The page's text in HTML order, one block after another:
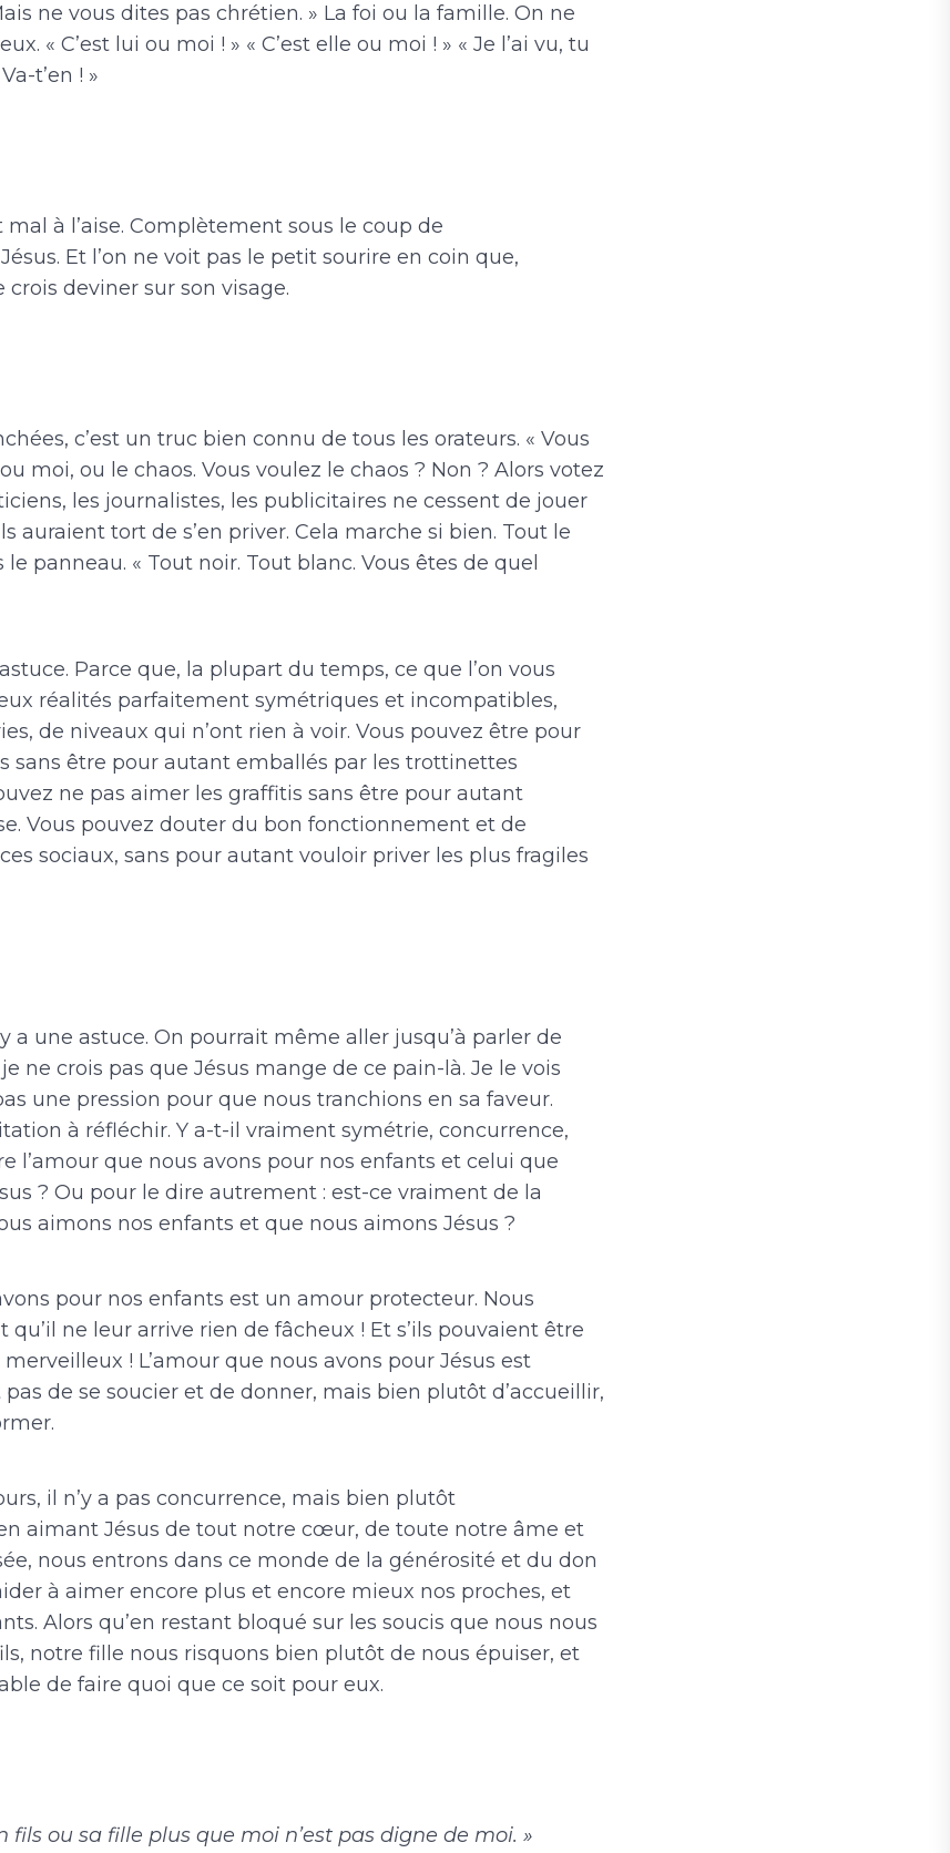
ne vous dites pas chrétien. » La foi ou la famille. On ne
« C’est lui ou moi ! » « C’est elle ou moi ! » « Je l’ai vu, tu
t’en ! »
mal à l’aise. Complètement sous le coup de
Et l’on ne voit pas le petit sourire en coin que,
deviner sur son visage.
c’est un truc bien connu de tous les orateurs. « Vous
moi, ou le chaos. Vous voulez le chaos ? Non ? Alors votez
les journalistes, les publicitaires ne cessent de jouer
auraient tort de s’en priver. Cela marche si bien. Tout le
panneau. « Tout noir. Tout blanc. Vous êtes de quel
Parce que, la plupart du temps, ce que l’on vous
réalités parfaitement symétriques et incompatibles,
de niveaux qui n’ont rien à voir. Vous pouvez être pour
sans être pour autant emballés par les trottinettes
ne pas aimer les graffitis sans être pour autant
Vous pouvez douter du bon fonctionnement et de
sociaux, sans pour autant vouloir priver les plus fragiles
a une astuce. On pourrait même aller jusqu’à parler de
ne crois pas que Jésus mange de ce pain-là. Je le vois
une pression pour que nous tranchions en sa faveur.
à réfléchir. Y a-t-il vraiment symétrie, concurrence,
l’amour que nous avons pour nos enfants et celui que
? Ou pour le dire autrement : est-ce vraiment de la
aimons nos enfants et que nous aimons Jésus ?
pour nos enfants est un amour protecteur. Nous
ne leur arrive rien de fâcheux ! Et s’ils pouvaient être
! L’amour que nous avons pour Jésus est
pas de se soucier et de donner, mais bien plutôt d’accueillir,
il n’y a pas concurrence, mais bien plutôt
aimant Jésus de tout notre cœur, de toute notre âme et
nous entrons dans ce monde de la générosité et du don
à aimer encore plus et encore mieux nos proches, et
Alors qu’en restant bloqué sur les soucis que nous nous
notre fille nous risquons bien plutôt de nous épuiser, et
de faire quoi que ce soit pour eux.
fils ou sa fille plus que moi n’est pas digne de moi. »